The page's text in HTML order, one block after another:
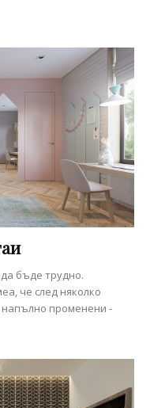
бъде трудно.
че след няколко
напълно променени -